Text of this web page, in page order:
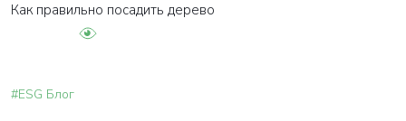
Как правильно посадить дерево
#ESG Блог